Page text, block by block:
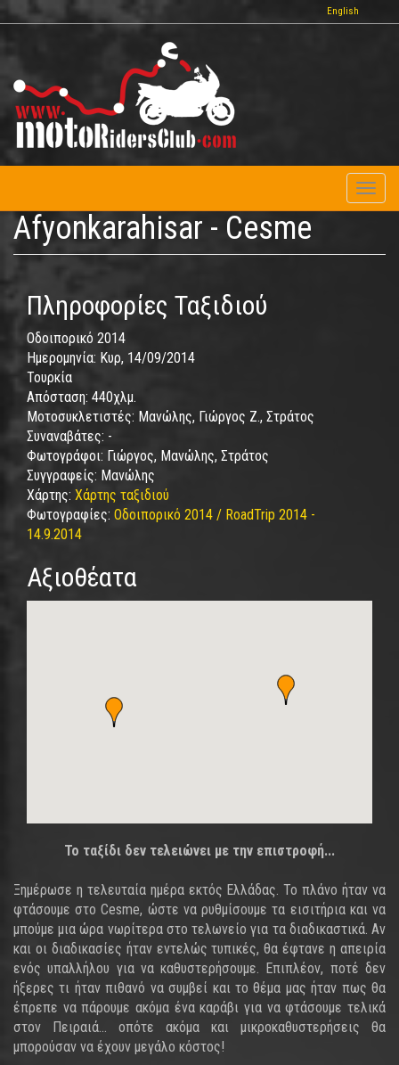
Παράκαμψη
προς
περιεχόμενο
English
Afyonkarahisar - Cesme
Πληροφορίες Ταξιδιού
Οδοιπορικό 2014
Ημερομηνία: Κυρ, 14/09/2014
Τουρκία
Απόσταση: 440χλμ.
Μοτοσυκλετιστές: Μανώλης, Γιώργος Ζ., Στράτος
Συναναβάτες: -
Φωτογράφοι: Γιώργος, Μανώλης, Στράτος
Συγγραφείς: Μανώλης
Χάρτης: Χάρτης ταξιδιού
Φωτογραφίες: Οδοιπορικό 2014 / RoadTrip 2014 -
14.9.2014
Αξιοθέατα
Το ταξίδι δεν τελειώνει με την επιστροφή...
Ξημέρωσε η τελευταία ημέρα εκτός Ελλάδας. Το πλάνο ήταν να
φτάσουμε στο Cesme, ώστε να ρυθμίσουμε τα εισιτήρια και να
μπούμε μια ώρα νωρίτερα στο τελωνείο για τα διαδικαστικά. Αν
και οι διαδικασίες ήταν εντελώς τυπικές, θα έφτανε η απειρία
ενός υπαλλήλου για να καθυστερήσουμε. Επιπλέον, ποτέ δεν
ήξερες τι ήταν πιθανό να συμβεί και το θέμα μας ήταν πως θα
έπρεπε να πάρουμε ακόμα ένα καράβι για να φτάσουμε τελικά
στον Πειραιά... οπότε ακόμα και μικροκαθυστερήσεις θα
μπορούσαν να έχουν μεγάλο κόστος!